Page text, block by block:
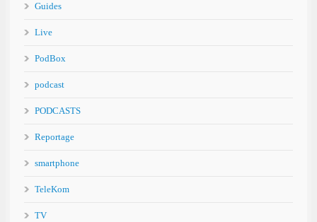
Guides
Live
PodBox
podcast
PODCASTS
Reportage
smartphone
TeleKom
TV